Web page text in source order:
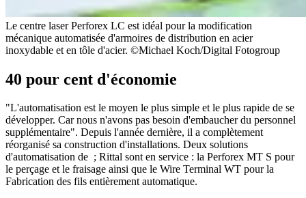
Le centre laser Perforex LC est idéal pour la modification
mécanique automatisée d'armoires de distribution en acier
inoxydable et en tôle d'acier. ©Michael Koch/Digital Fotogroup
40 pour cent d'économie
"L'automatisation est le moyen le plus simple et le plus rapide de se
développer. Car nous n'avons pas besoin d'embaucher du personnel
supplémentaire". Depuis l'année dernière, il a complètement
réorganisé sa construction d'installations. Deux solutions
d'automatisation de ; Rittal sont en service : la Perforex MT S pour
le perçage et le fraisage ainsi que le Wire Terminal WT pour la
Fabrication des fils entièrement automatique.